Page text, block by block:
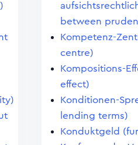
between
Kompetenz-
centre)
Kompositions-
effect)
Konditionen-
lending terms)
Konduktgeld